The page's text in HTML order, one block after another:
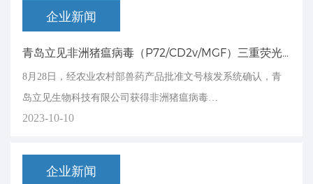
企业新闻
青岛立见非洲猪瘟病毒（P72/CD2v/MGF）三重荧光PCR检测试剂盒获得产品批准文号
8月28日，经农业农村部兽药产品批准文号核发系统确认，青
岛立见生物科技有限公司获得非洲猪瘟病毒
（P72/CD2v/MGF）三重荧光PCR检测试剂盒，兽药生
2023-10-10
企业新闻